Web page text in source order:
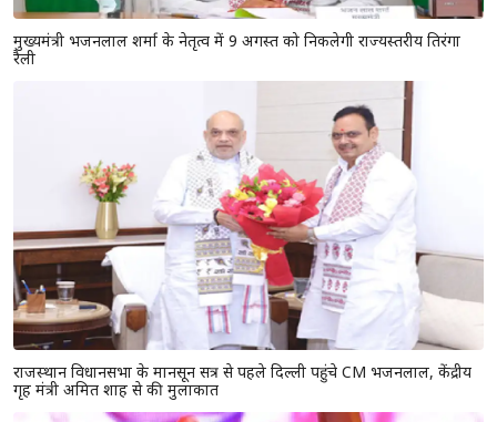
मुख्यमंत्री भजनलाल शर्मा के नेतृत्व में 9 अगस्त को निकलेगी राज्यस्तरीय तिरंगा
रैली
राजस्थान विधानसभा के मानसून सत्र से पहले दिल्ली पहुंचे CM भजनलाल, केंद्रीय
गृह मंत्री अमित शाह से की मुलाकात